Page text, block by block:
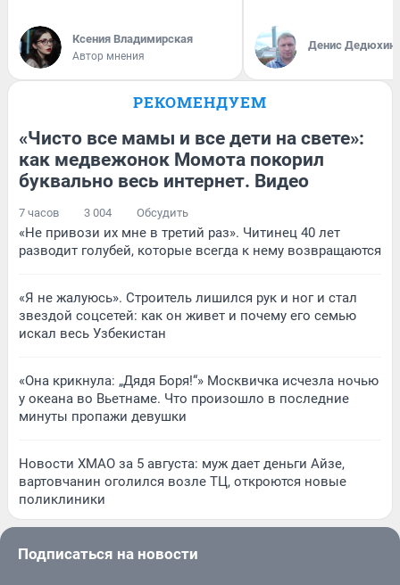
Ксения Владимирская
Автор мнения
Денис Дедюхин
РЕКОМЕНДУЕМ
«Чисто все мамы и все дети на свете»:
как медвежонок Момота покорил
буквально весь интернет. Видео
7 часов 3 004 Обсудить
«Не привози их мне в третий раз». Читинец 40 лет
разводит голубей, которые всегда к нему возвращаются
«Я не жалуюсь». Строитель лишился рук и ног и стал
звездой соцсетей: как он живет и почему его семью
искал весь Узбекистан
«Она крикнула: „Дядя Боря!“» Москвичка исчезла ночью
у океана во Вьетнаме. Что произошло в последние
минуты пропажи девушки
Новости ХМАО за 5 августа: муж дает деньги Айзе,
вартовчанин оголился возле ТЦ, откроются новые
поликлиники
Подписаться на новости